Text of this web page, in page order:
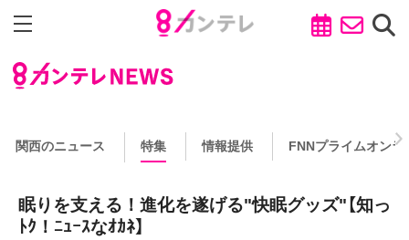
関西のニュース 特集 情報提供 FNNプライムオンラ
眠りを支える！進化を遂げる"快眠グッズ"【知っ
ﾄｸ！ﾆｭｰｽなｵｶﾈ】